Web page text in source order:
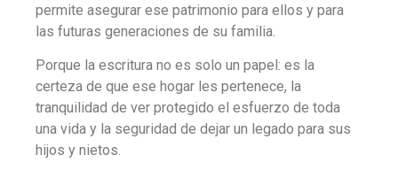
permite asegurar ese patrimonio para ellos y para
las futuras generaciones de su familia.
Porque la escritura no es solo un papel: es la
certeza de que ese hogar les pertenece, la
tranquilidad de ver protegido el esfuerzo de toda
una vida y la seguridad de dejar un legado para sus
hijos y nietos.